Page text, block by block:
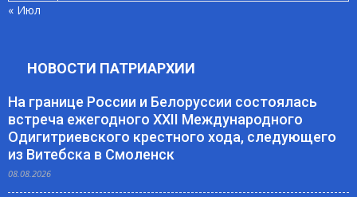
« Июл
НОВОСТИ ПАТРИАРХИИ
На границе России и Белоруссии состоялась
встреча ежегодного XXII Международного
Одигитриевского крестного хода, следующего
из Витебска в Смоленск
08.08.2026